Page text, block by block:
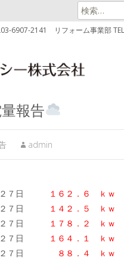
検
索:
6907-2141 リフォーム事業部
報告
admin
７日 １６２．６
ｋｗ
２７日
１４２．５ ｋｗ
２７日
１７８．２
ｋｗ
７日
１６４．１ ｋｗ
７日
８８．４ ｋｗ